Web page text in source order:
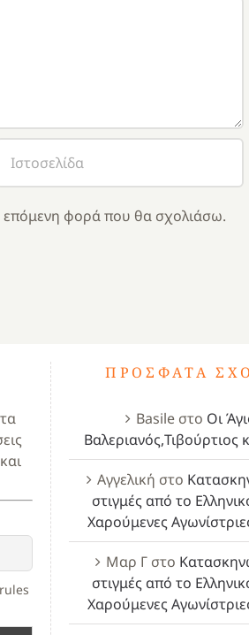
επόμενη φορά που θα σχολιάσω.
ΠΡΌΣΦΑΤΑ
Basileστο Οι
Βαλεριανός,Τιβούρτιος
Αγγελική στο
στιγμές από το
Χαρούμενες
Μαρ Γστο
στιγμές από το
Χαρούμενες